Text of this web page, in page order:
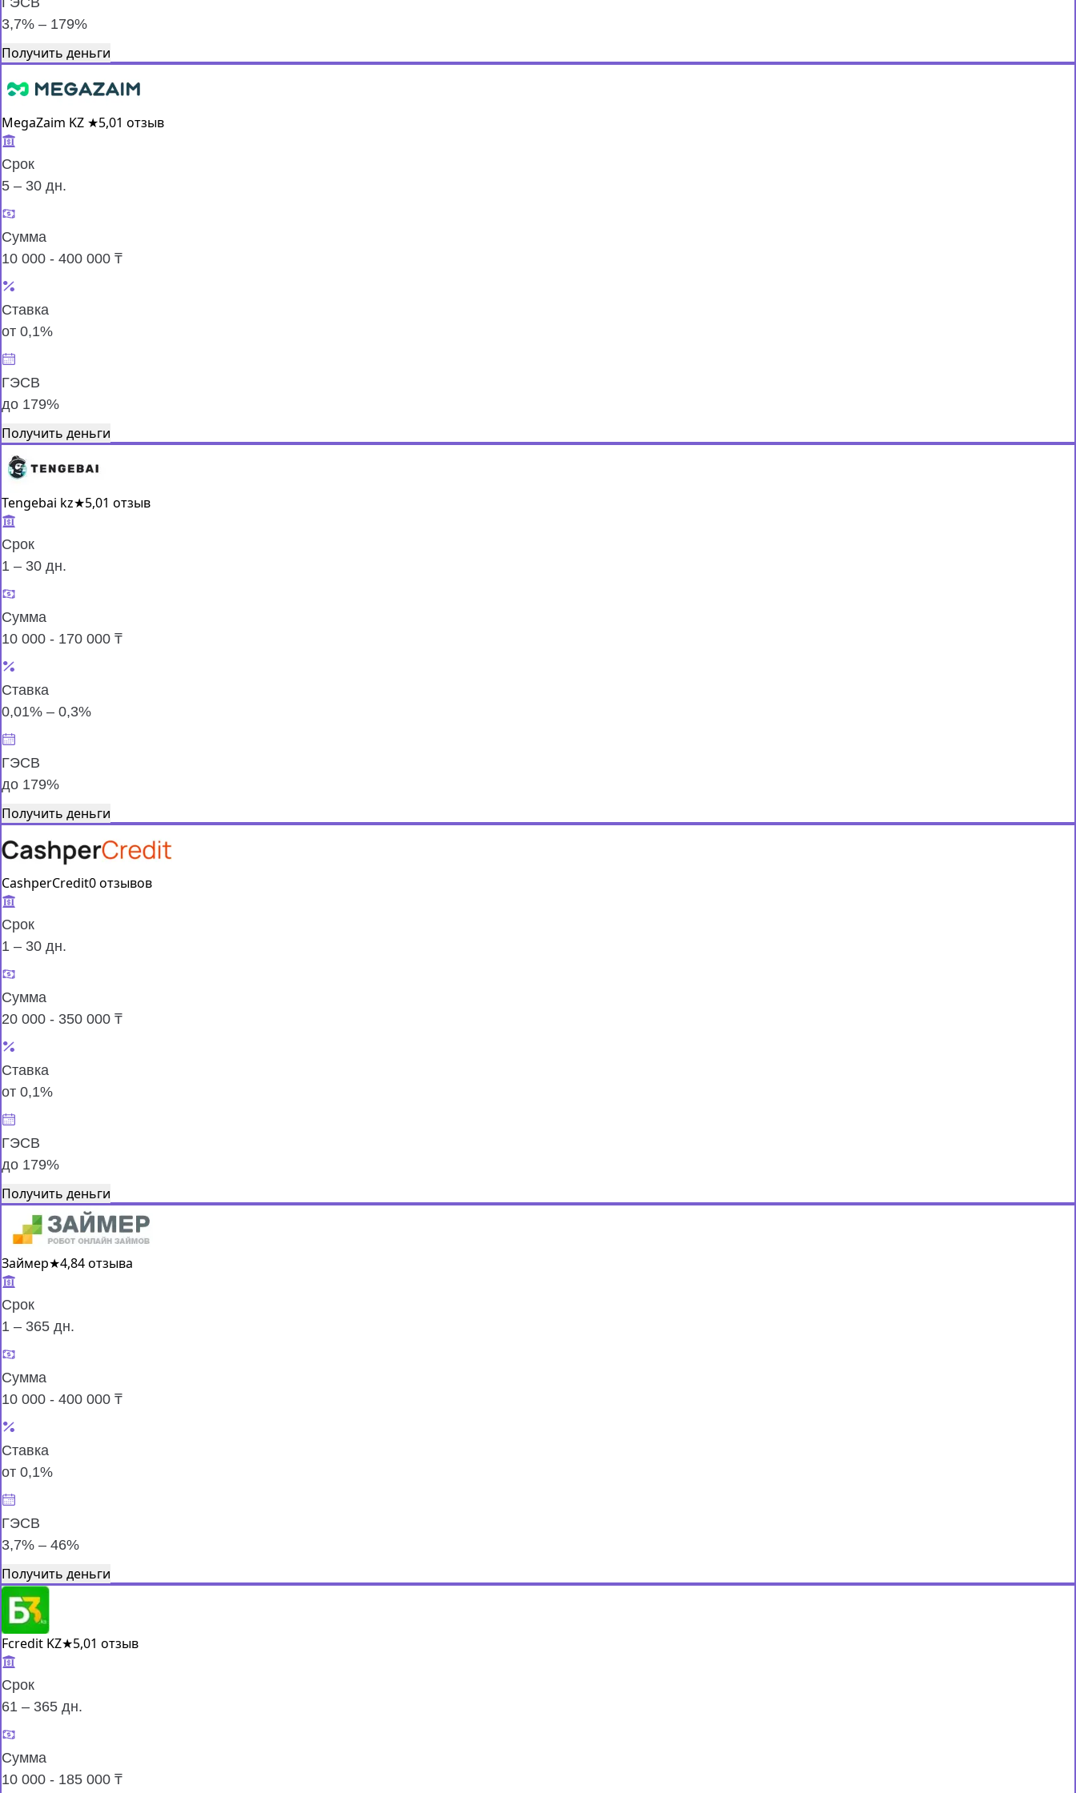
3,7% – 179%
Получить деньги
MegaZaim KZ ★5,01 отзыв
Срок
5 – 30 дн.
Сумма
10 000 - 400 000 ₸
Ставка
от 0,1%
ГЭСВ
до 179%
Получить деньги
Tengebai kz★5,01 отзыв
Срок
1 – 30 дн.
Сумма
10 000 - 170 000 ₸
Ставка
0,01% – 0,3%
ГЭСВ
до 179%
Получить деньги
CashperCredit0 отзывов
Срок
1 – 30 дн.
Сумма
20 000 - 350 000 ₸
Ставка
от 0,1%
ГЭСВ
до 179%
Получить деньги
Займер★4,84 отзыва
Срок
1 – 365 дн.
Сумма
10 000 - 400 000 ₸
Ставка
от 0,1%
ГЭСВ
3,7% – 46%
Получить деньги
Fcredit KZ★5,01 отзыв
Срок
61 – 365 дн.
Сумма
10 000 - 185 000 ₸